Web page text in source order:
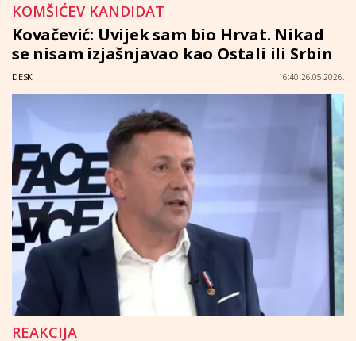
KOMŠIĆEV KANDIDAT
Kovačević: Uvijek sam bio Hrvat. Nikad
se nisam izjašnjavao kao Ostali ili Srbin
DESK 16:40 26.05.2026.
REAKCIJA